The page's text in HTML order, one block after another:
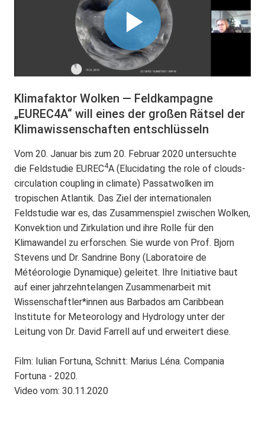
Klimafaktor Wolken — Feldkampagne
„EUREC4A“ will eines der großen Rätsel der
Klimawissenschaften entschlüsseln
Vom 20. Januar bis zum 20. Februar 2020 untersuchte
die Feldstudie EUREC4A (Elucidating the role of clouds-
circulation coupling in climate) Passatwolken im
tropischen Atlantik. Das Ziel der internationalen
Feldstudie war es, das Zusammenspiel zwischen Wolken,
Konvektion und Zirkulation und ihre Rolle für den
Klimawandel zu erforschen. Sie wurde von Prof. Bjorn
Stevens und Dr. Sandrine Bony (Laboratoire de
Météorologie Dynamique) geleitet. Ihre Initiative baut
auf einer jahrzehntelangen Zusammenarbeit mit
Wissenschaftler*innen aus Barbados am Caribbean
Institute for Meteorology and Hydrology unter der
Leitung von Dr. David Farrell auf und erweitert diese.
Film: Iulian Fortuna, Schnitt: Marius Léna. Compania
Fortuna - 2020.
Video vom: 30.11.2020